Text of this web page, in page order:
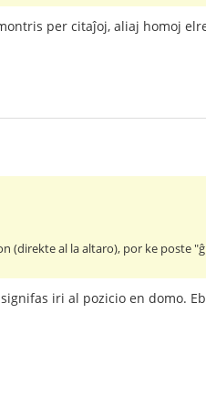
per citaĵoj, aliaj homoj
(direkte al la altaro), por ke poste
iri al pozicio en domo.